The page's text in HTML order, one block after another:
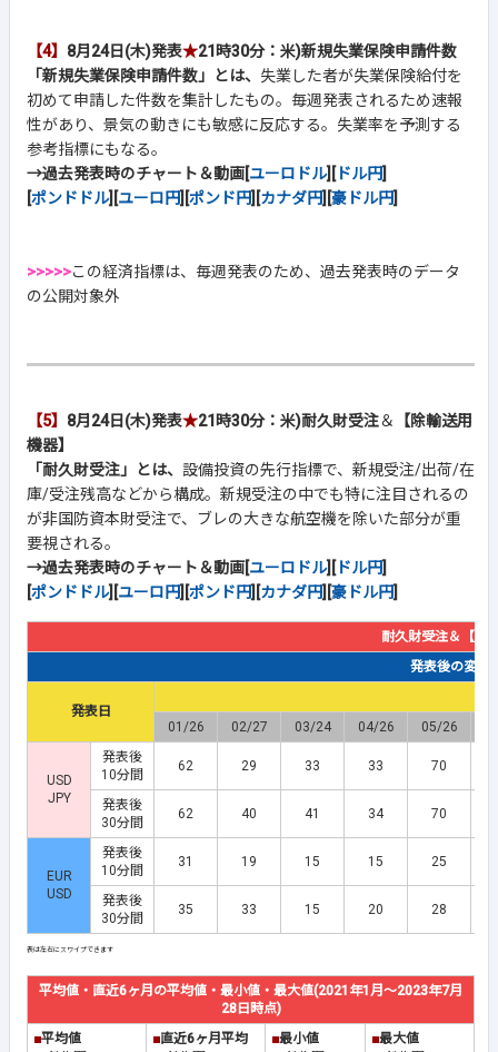
【4】 8月24日(木)発表★21時30分：米)新規失業保険申請件数
「新規失業保険申請件数」とは、 失業した者が失業保険給付を
初めて申請した件数を集計したもの。毎週発表されるため速報
性があり、景気の動きにも敏感に反応する。失業率を予測する
参考指標にもなる。
→過去発表時のチャート＆動画[ユーロドル][ ドル円]
[ポンドドル][ユーロ円][ポンド円][カナダ円][豪ドル円]
>>>>>この経済指標は、毎週発表のため、過去発表時のデータ
の公開対象外
【5】 8月24日(木)発表★21時30分：米)耐久財受注＆
【除輸送用
機器】
「耐久財受注」とは、 設備投資の先行指標で、新規受注/出荷/在
庫/受注残高などから構成。新規受注の中でも特に注目されるの
が非国防資本財受注で、ブレの大きな航空機を除いた部分が重
要視される。
→過去発表時のチャート＆動画[ユーロドル][ ドル円]
[ポンドドル][ユーロ円][ポンド円][カナダ円][豪ドル円]
耐久財受注＆【除
発表後の変動
発表日
01/26
02/27 03/24 04/26 05/26
USD
JPY
発表後
10分間
62 29 33 33 70
発表後
30分間
62 40 41 34 70
EUR
USD
発表後
10分間
31 19 15 15 25
発表後
30分間
35 33 15 20 28
平均値・直近6ヶ月の平均値・最小値・最大値(2021年1月～2023年7月
28日時点)
■平均値
■直近6ヶ月平均
■最小値
■最大値